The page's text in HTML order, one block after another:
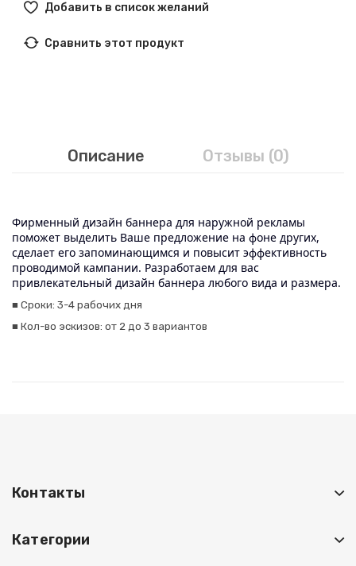
Добавить в список желаний
Сравнить этот продукт
Описание Отзывы (0)
Фирменный дизайн баннера для наружной рекламы
поможет выделить Ваше предложение на фоне других,
сделает его запоминающимся и повысит эффективность
проводимой кампании. Разработаем для вас
привлекательный дизайн баннера любого вида и размера.
■ Сроки: 3-4 рабочих дня
■ Кол-во эскизов: от 2 до 3 вариантов
Контакты
Категории